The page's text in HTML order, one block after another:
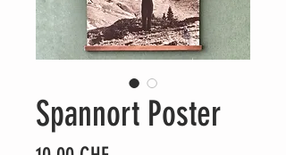
Spannort Poster